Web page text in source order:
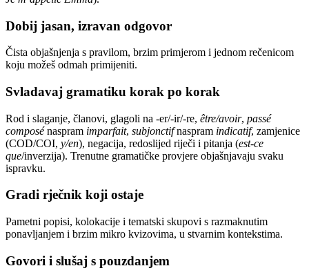
Dobij jasan, izravan odgovor
Čista objašnjenja s pravilom, brzim primjerom i jednom rečenicom
koju možeš odmah primijeniti.
Svladavaj gramatiku korak po korak
Rod i slaganje, članovi, glagoli na -er/-ir/-re, être/avoir, passé
composénaspram imparfait, subjonctifnaspram indicatif, zamjenice
(COD/COI, y/en), negacija, redoslijed riječi i pitanja (est-ce
que/inverzija). Trenutne gramatičke provjere objašnjavaju svaku
ispravku.
Gradi rječnik koji ostaje
Pametni popisi, kolokacije i tematski skupovi s razmaknutim
ponavljanjem i brzim mikro kvizovima, u stvarnim kontekstima.
Govori i slušaj s pouzdanjem